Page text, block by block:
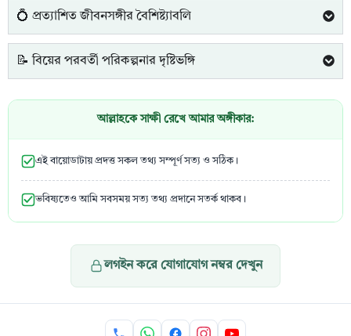
💍 প্রত্যাশিত জীবনসঙ্গীর বৈশিষ্ট্যাবলি
📝 বিয়ের পরবর্তী পরিকল্পনার দৃষ্টিভঙ্গি
আল্লাহকে সাক্ষী রেখে আমার অঙ্গীকার:
এই বায়োডাটায় প্রদত্ত সকল তথ্য সম্পূর্ণ সত্য ও সঠিক।
ভবিষ্যতেও আমি সবসময় সত্য তথ্য প্রদানে সতর্ক থাকব।
লগইন করে যোগাযোগ নম্বর দেখুন